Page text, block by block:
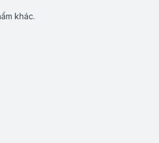
khác.